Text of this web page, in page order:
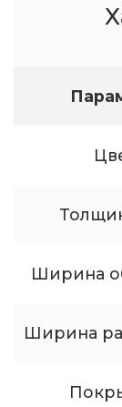
Ширина
Ширина